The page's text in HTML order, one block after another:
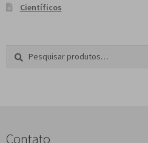
Científicos
Pesquisar
Contato